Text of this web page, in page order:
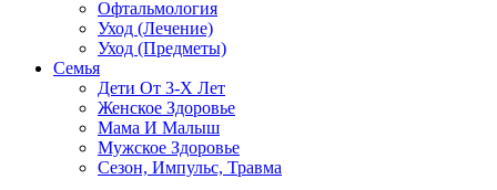
Офтальмология
Уход (Лечение)
Уход (Предметы)
Семья
Дети От 3-Х Лет
Женское Здоровье
Мама И Малыш
Мужское Здоровье
Сезон, Импульс, Травма